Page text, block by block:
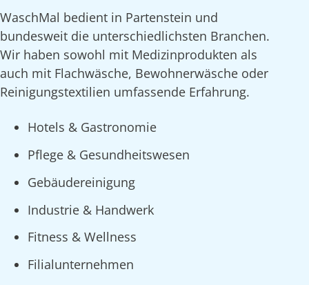
WaschMal bedient in Partenstein und
bundesweit die unterschiedlichsten Branchen.
Wir haben sowohl mit Medizinprodukten als
auch mit Flachwäsche, Bewohnerwäsche oder
Reinigungstextilien umfassende Erfahrung.
Hotels & Gastronomie
Pflege & Gesundheitswesen
Gebäudereinigung
Industrie & Handwerk
Fitness & Wellness
Filialunternehmen